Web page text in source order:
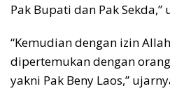
Pak Bupati dan Pak Sekda,”
“Kemudian dengan izin
dipertemukan dengan
yakni Pak Beny Laos,”